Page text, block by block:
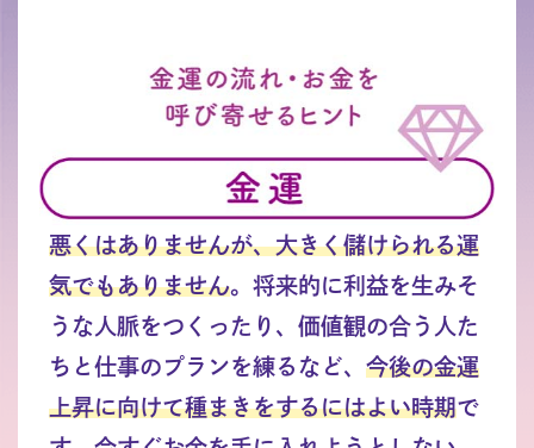
悪くはありませんが、大きく儲けられる運
気でもありません。将来的に利益を生みそ
うな人脈をつくったり、価値観の合う人た
ちと仕事のプランを練るなど、 今後の金運
上昇に向けて種まきをするにはよい時期で